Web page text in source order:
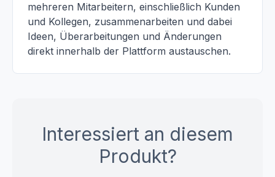
mehreren Mitarbeitern, einschließlich Kunden
und Kollegen, zusammenarbeiten und dabei
Ideen, Überarbeitungen und Änderungen
direkt innerhalb der Plattform austauschen.
Interessiert an diesem
Produkt?